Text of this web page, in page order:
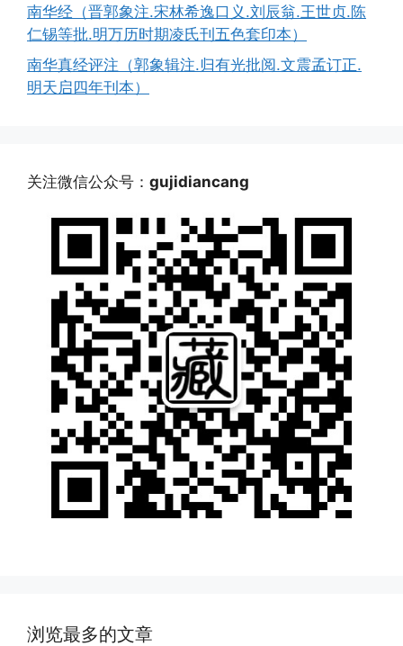
南华经（晋郭象注.宋林希逸口义.刘辰翁.王世贞.陈
仁锡等批.明万历时期凌氏刊五色套印本）
南华真经评注（郭象辑注.归有光批阅.文震孟订正.
明天启四年刊本）
关注微信公众号： gujidiancang
浏览最多的文章